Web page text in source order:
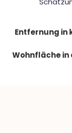
Entfernung in
Wohnfläche in